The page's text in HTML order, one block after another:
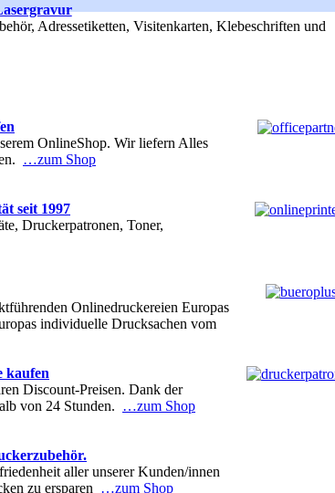
Adressetiketten, Visitenkarten, Klebeschriften und
OnlineShop. Wir liefern Alles
…zum Shop
seit 1997
Druckerpatronen, Toner,
Onlinedruckereien Europas
individuelle Drucksachen vom
kaufen
Discount-Preisen. Dank der
von 24 Stunden. …zum Shop
aller unserer Kunden/innen
zu ersparen …zum Shop